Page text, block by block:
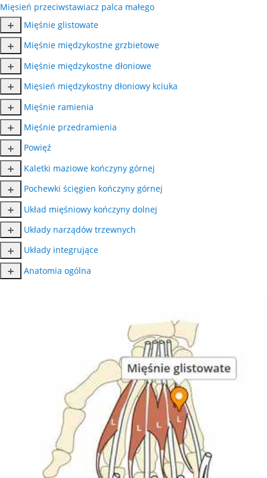
Mięsień przeciwstawiacz palca małego
Mięśnie glistowate
Mięśnie międzykostne grzbietowe
Mięśnie międzykostne dłoniowe
Mięsień międzykostny dłoniowy kciuka
Mięśnie ramienia
Mięśnie przedramienia
Powięź
Kaletki maziowe kończyny górnej
Pochewki ścięgien kończyny górnej
Układ mięśniowy kończyny dolnej
Układy narządów trzewnych
Układy integrujące
Anatomia ogólna